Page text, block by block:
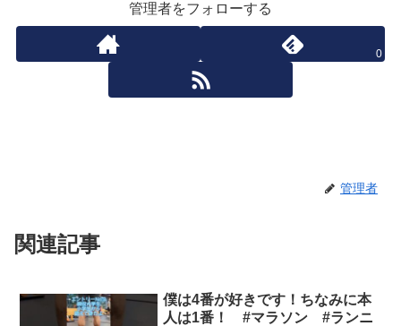
管理者をフォローする
0
管理者
関連記事
僕は4番が好きです！ちなみに本
人は1番！ #マラソン #ランニ